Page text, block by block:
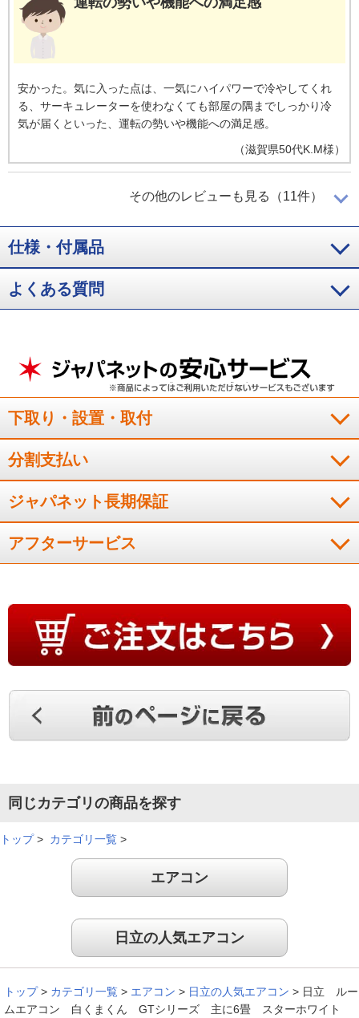
安かった。気に入った点は、一気にハイパワーで冷やしてくれ
る、サーキュレーターを使わなくても部屋の隅までしっかり冷
気が届くといった、運転の勢いや機能への満足感。
（滋賀県50代K.M様）
本格的な季節が楽しみ
２０２７年のエアコン問題を知り、室外機から異音がしていた
ので買い替えを検討。寝室につけたので、まだ暑くて寝れない
日がないため、試運転程度ですが、音も静かでエアコンのお手
みはっておやすみが便利
ていたので、こちらを購入。単なる切りタイマーではなくて、
みはっておやすみの機能があるのは便利だと思いました。タイ
マーが切れると暑くて目が覚めてしまうので、買い換える前は
K.T様）
前のエアコンが臭うようになり、クリーニングを依頼したら、
内部送風乾燥運転機能を使用しない際は、ボタンを押す回数が
いい機能がたくさん！
古くなったので買い替えました。いい機能がたくさん付いてい
清潔エアコンが気に入りました
清潔、シンプル、操作も簡単なエアコンだと思いました。
その他のレビューも見る（11件）
仕様・付属品
よくある質問
下取り・設置・取付
分割支払い
ジャパネット長期保証
アフターサービス
同じカテゴリの商品を探す
トップ> カテゴリ一覧 >
エアコン
日立の人気エアコン
トップ > カテゴリ一覧 > エアコン > 日立の人気エアコン > 日立 ルー
ムエアコン 白くまくん GTシリーズ 主に6畳 スターホワイト